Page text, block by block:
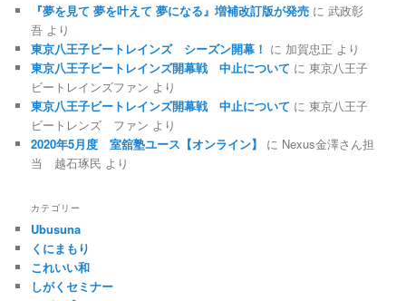
『夢を見て 夢を叶えて 夢になる』増補改訂版が発売 に武政彰
吾 より
東京八王子ビートレインズ シーズン開幕！ に 加賀忠正 より
東京八王子ビートレインズ開幕戦 中止について に東京八王子
ビートレインズファン より
東京八王子ビートレインズ開幕戦 中止について に東京八王子
ビートレンズ ファン より
2020年5月度 室舘塾ユース【オンライン】
に Nexus金澤さん担
当 越石琢民 より
カテゴリー
Ubusuna
くにまもり
これいい和
しがくセミナー